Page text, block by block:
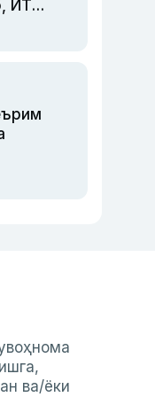
ЙТҲ
суд
ва/ёки